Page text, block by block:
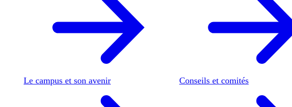
Le campus et son avenir Conseils et comités